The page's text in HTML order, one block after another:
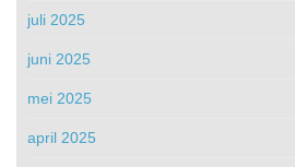
juli 2025
juni 2025
mei 2025
april 2025